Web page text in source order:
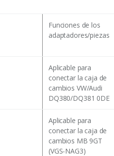
Funciones de los
adaptadores/piezas
Aplicable para
conectar la caja de
cambios VW/Audi
DQ380/DQ381 0DE
Aplicable para
conectar la caja de
cambios MB 9GT
(VGS-NAG3)